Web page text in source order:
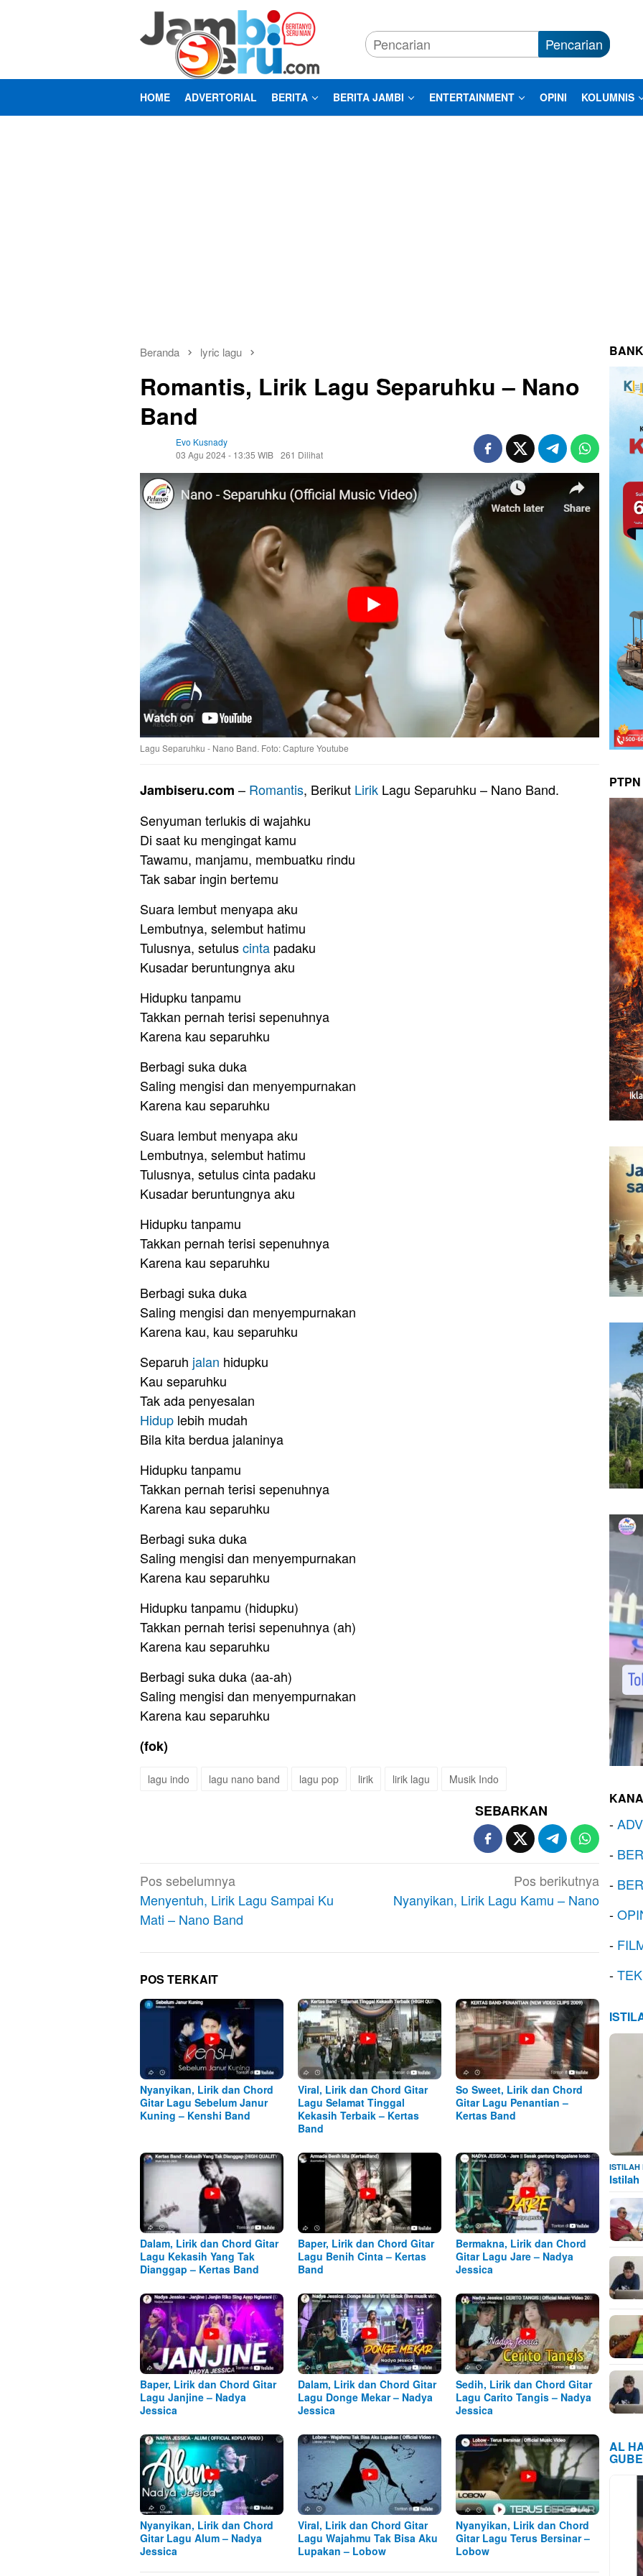
Pencarian
HOME ADVERTORIAL BERITA BERITA JAMBI ENTERTAINMENT OPINI KOLUMNIS
Beranda lyric lagu
Romantis, Lirik Lagu Separuhku – Nano
Band
Evo Kusnady
03 Agu 2024 - 13:35 WIB 261 Dilihat
Lagu Separuhku - Nano Band. Foto: Capture Youtube
Jambiseru.com – Romantis, Berikut Lirik Lagu Separuhku – Nano Band.
Senyuman terlukis di wajahku
Di saat ku mengingat kamu
Tawamu, manjamu, membuatku rindu
Tak sabar ingin bertemu
Suara lembut menyapa aku
Lembutnya, selembut hatimu
Tulusnya, setuluscinta padaku
Kusadar beruntungnya aku
Hidupku tanpamu
Takkan pernah terisi sepenuhnya
Karena kau separuhku
Berbagi suka duka
Saling mengisi dan menyempurnakan
Karena kau separuhku
Suara lembut menyapa aku
Lembutnya, selembut hatimu
Tulusnya, setulus cinta padaku
Kusadar beruntungnya aku
Hidupku tanpamu
Takkan pernah terisi sepenuhnya
Karena kau separuhku
Berbagi suka duka
Saling mengisi dan menyempurnakan
Karena kau, kau separuhku
Separuh jalan hidupku
Kau separuhku
Tak ada penyesalan
Hidup lebih mudah
Bila kita berdua jalaninya
Hidupku tanpamu
Takkan pernah terisi sepenuhnya
Karena kau separuhku
Berbagi suka duka
Saling mengisi dan menyempurnakan
Karena kau separuhku
Hidupku tanpamu (hidupku)
Takkan pernah terisi sepenuhnya (ah)
Karena kau separuhku
Berbagi suka duka (aa-ah)
Saling mengisi dan menyempurnakan
Karena kau separuhku
(fok)
lagu indo lagu nano band lagu pop lirik lirik lagu Musik Indo
SEBARKAN
Navigasi
pos
Pos sebelumnya
Menyentuh, Lirik Lagu Sampai Ku
Mati – Nano Band
Pos berikutnya
Nyanyikan, Lirik Lagu Kamu – Nano
POS TERKAIT
Nyanyikan, Lirik dan Chord
Gitar Lagu Sebelum Janur
Kuning – Kenshi Band
Viral, Lirik dan Chord Gitar
Lagu Selamat Tinggal
Kekasih Terbaik – Kertas
Band
So Sweet, Lirik dan Chord
Gitar Lagu Penantian –
Kertas Band
Dalam, Lirik dan Chord Gitar
Lagu Kekasih Yang Tak
Dianggap – Kertas Band
Baper, Lirik dan Chord Gitar
Lagu Benih Cinta – Kertas
Band
Bermakna, Lirik dan Chord
Gitar Lagu Jare – Nadya
Jessica
Baper, Lirik dan Chord Gitar
Lagu Janjine – Nadya
Jessica
Dalam, Lirik dan Chord Gitar
Lagu Donge Mekar – Nadya
Jessica
Sedih, Lirik dan Chord Gitar
Lagu Carito Tangis – Nadya
Jessica
Nyanyikan, Lirik dan Chord
Gitar Lagu Alum – Nadya
Jessica
Viral, Lirik dan Chord Gitar
Lagu Wajahmu Tak Bisa Aku
Lupakan – Lobow
Nyanyikan, Lirik dan Chord
Gitar Lagu Terus Bersinar –
Lobow
-
-
-
-
-
-
ISTILAH
Istilah
AL